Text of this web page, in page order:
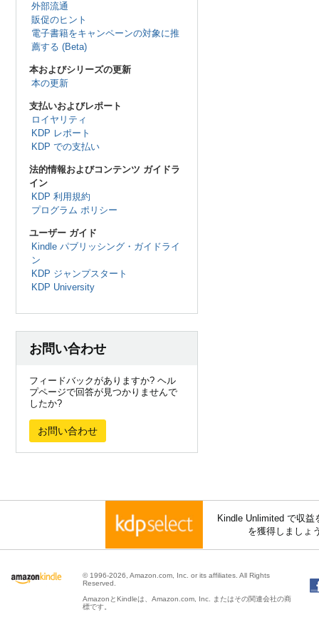
外部流通
販促のヒント
電子書籍をキャンペーンの対象に推
薦する (Beta)
本およびシリーズの更新
本の更新
支払いおよびレポート
ロイヤリティ
KDP レポート
KDP での支払い
法的情報およびコンテンツ ガイドラ
イン
KDP 利用規約
プログラム ポリシー
ユーザー ガイド
Kindle パブリッシング・ガイドライ
ン
KDP ジャンプスタート
KDP University
お問い合わせ
フィードバックがありますか? ヘル
プページで回答が見つかりませんで
したか?
お問い合わせ
Kindle Unlimited で収
を獲得しましょ
© 1996-2026, Amazon.com, Inc. or its affiliates. All Rights
Reserved.
AmazonとKindleは、Amazon.com, Inc. またはその関連会社の商
標です。